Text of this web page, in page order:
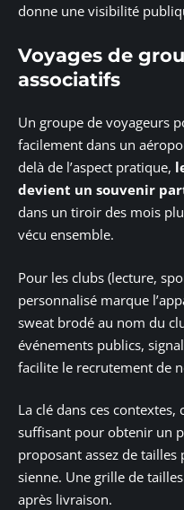
donne une visibilité
Voyages de
associatifs
Un groupe de voyageurs
facilement dans un
delà de l’aspect pratique,
devient un souvenir
dans un tiroir des mois
vécu ensemble.
Pour les clubs (lecture,
personnalisé marque
sweat brodé au nom du
événements publics,
facilite le recrutement de
La clé dans ces
suffisant pour obtenir un
proposant assez de
sienne. Une grille de
après livraison.